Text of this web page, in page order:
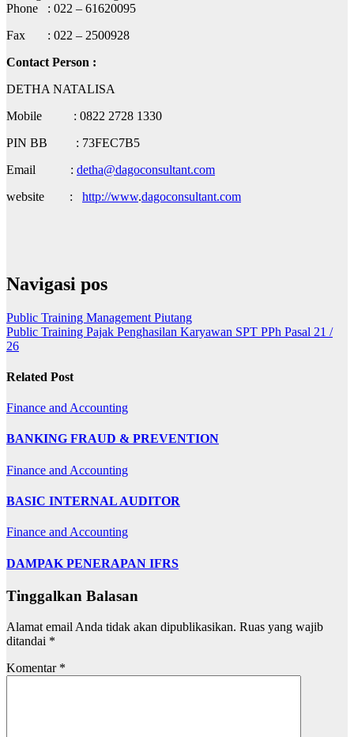
Phone : 022 – 61620095
Fax : 022 – 2500928
Contact Person :
DETHA NATALISA
Mobile : 0822 2728 1330
PIN BB : 73FEC7B5
Email : detha@dagoconsultant.com
website : http://www.dagoconsultant.com
Navigasi pos
Public Training Management Piutang
Public Training Pajak Penghasilan Karyawan SPT PPh Pasal 21 /
26
Related Post
Finance and Accounting
BANKING FRAUD & PREVENTION
Finance and Accounting
BASIC INTERNAL AUDITOR
Finance and Accounting
DAMPAK PENERAPAN IFRS
Tinggalkan Balasan
Alamat email Anda tidak akan dipublikasikan. Ruas yang wajib
ditandai *
Komentar *